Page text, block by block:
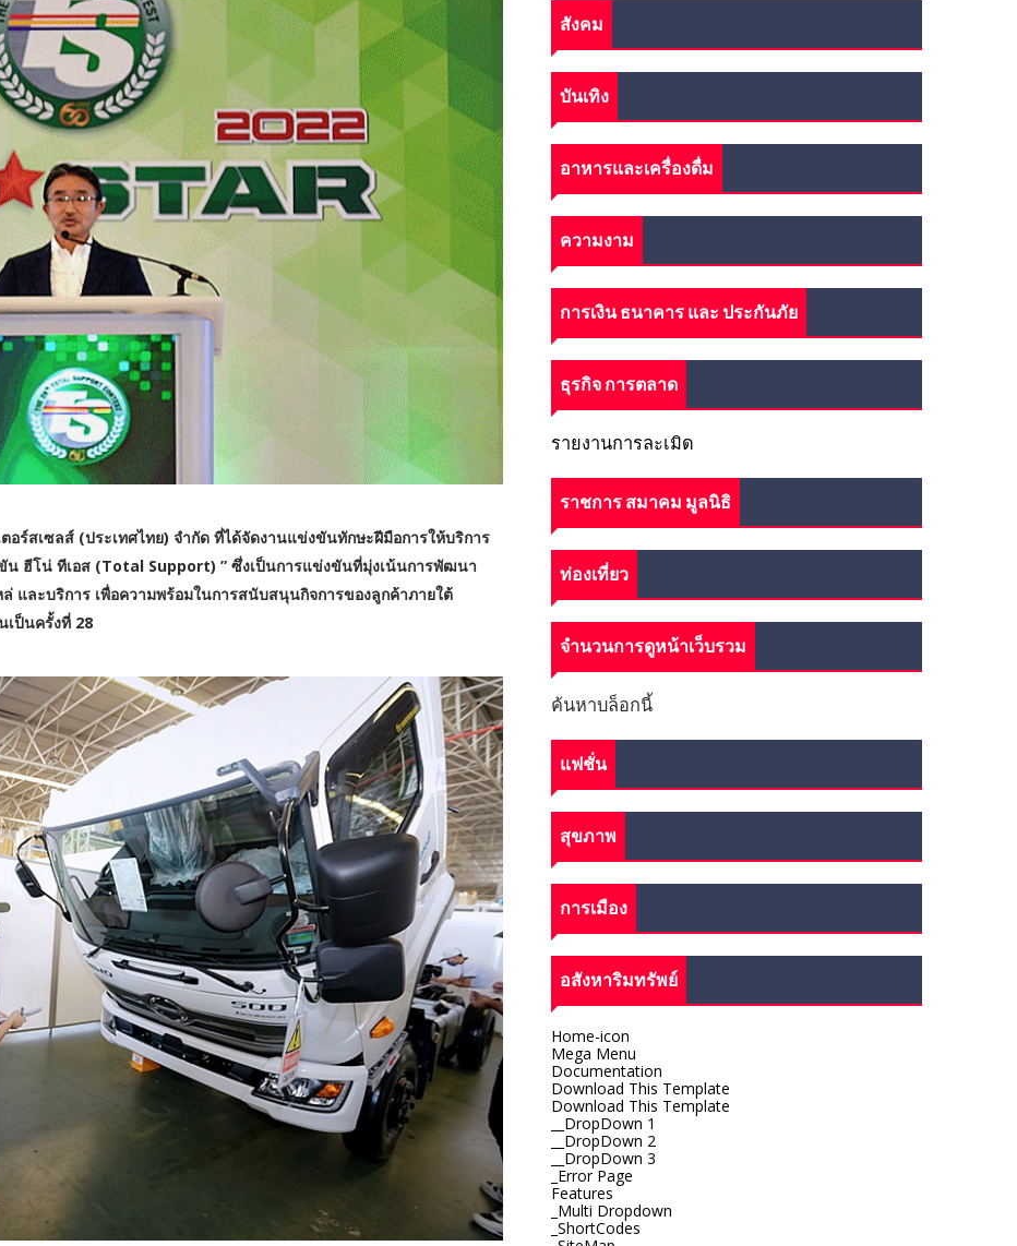
ร์สเซลส์ (ประเทศไทย) จำกัด ที่ได้จัดงานแข่งขันทักษะฝีมือการให้บริการ
น ฮีโน่ ทีเอส (Total Support) ” ซึ่งเป็นการแข่งขันที่มุ่งเน้นการพัฒนา
และบริการ เพื่อความพร้อมในการสนับสนุนกิจการของลูกค้าภายใต้
ป็นครั้งที่ 28
สังคม
บันเทิง
อาหารและเครื่องดื่ม
ความงาม
การเงิน ธนาคาร และ ประกันภัย
ธุรกิจ การตลาด
รายงานการละเมิด
ราชการ สมาคม มูลนิธิ
ท่องเที่ยว
จำนวนการดูหน้าเว็บรวม
ค้นหาบล็อกนี้
แฟชั่น
สุขภาพ
การเมือง
อสังหาริมทรัพย์
Home-icon
Mega Menu
Documentation
Download This Template
Download This Template
__DropDown 1
__DropDown 2
__DropDown 3
_Error Page
Features
_Multi Dropdown
_ShortCodes